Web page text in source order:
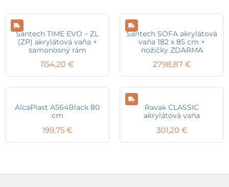
Santech TIME EVO – ZL
(ZP) akrylátová vaňa +
samonosný rám
1154,20 €
Santech SOFA akrylátová
vaňa 182 x 85 cm +
nožičky ZDARMA
2798,87 €
AlcaPlast A564Black 80
cm
199,75 €
Ravak CLASSIC
akrylátová vaňa
301,20 €